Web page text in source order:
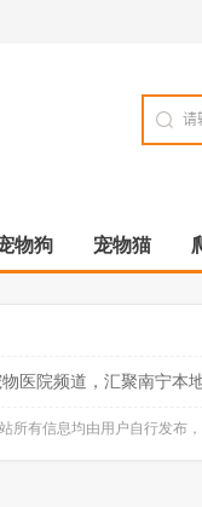
物狗 宠物猫
医院频道，汇聚南宁本
所有信息均由用户自行发布